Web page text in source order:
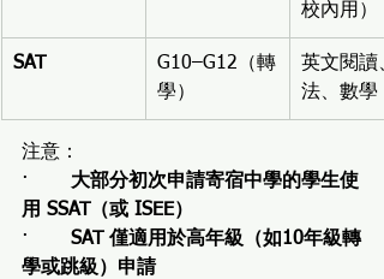
校內用）
SAT
G10–G12（轉
學）
英文閱讀
法、數學
注意：
· 大部分初次申請寄宿中學的學生使
用 SSAT（或 ISEE）
· SAT 僅適用於高年級（如10年級轉
學或跳級）申請